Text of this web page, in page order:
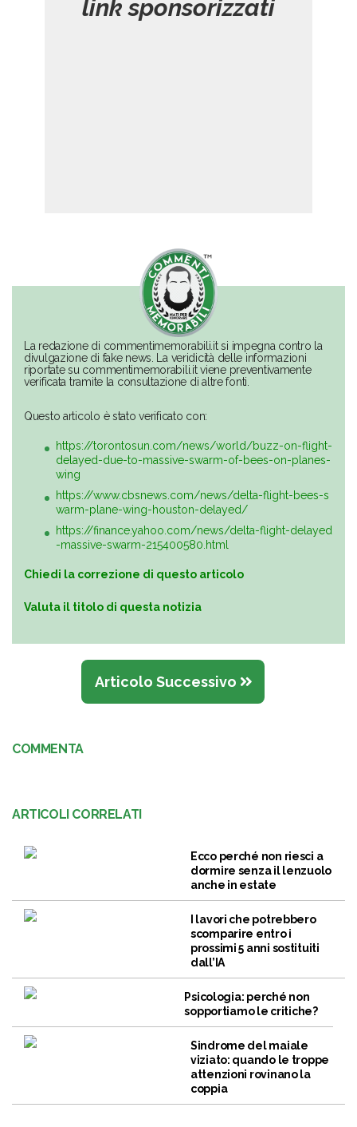
La redazione di commentimemorabili.it si impegna contro la
divulgazione di fake news. La veridicità delle informazioni
riportate su commentimemorabili.it viene preventivamente
verificata tramite la consultazione di altre fonti.
Questo articolo è stato verificato con:
https://torontosun.com/news/world/buzz-on-flight-
delayed-due-to-massive-swarm-of-bees-on-planes-
wing
https://www.cbsnews.com/news/delta-flight-bees-s
warm-plane-wing-houston-delayed/
https://finance.yahoo.com/news/delta-flight-delayed
-massive-swarm-215400580.html
Chiedi la correzione di questo articolo
Valuta il titolo di questa notizia
Articolo Successivo
COMMENTA
ARTICOLI CORRELATI
Ecco perché non riesci a
dormire senza il lenzuolo
anche in estate
I lavori che potrebbero
scomparire entro i
prossimi 5 anni sostituiti
dall’IA
Psicologia: perché non
sopportiamo le critiche?
Sindrome del maiale
viziato: quando le troppe
attenzioni rovinano la
coppia